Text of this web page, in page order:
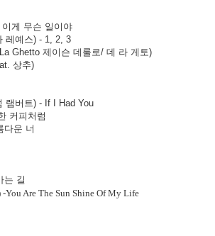
게 무슨 일이야
레예스) - 1, 2, 3
Ghetto 제이슨 데룰로/ 데 라 게토)
상추)
램버트) - If I Had You
커피처럼
다운 너
는 길
-You Are The Sun Shine OfMy Life